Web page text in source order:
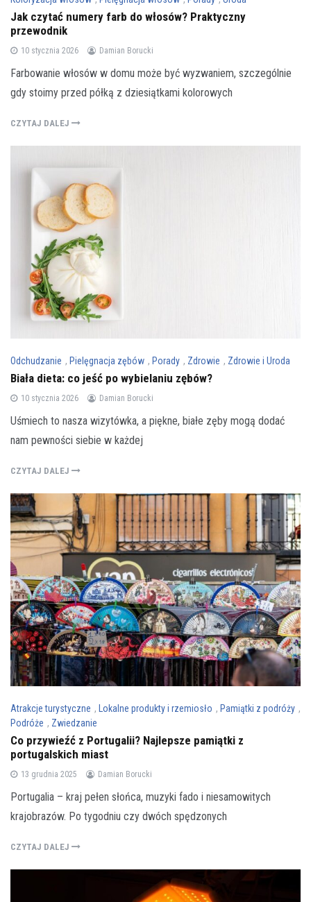
Jak czytać numery farb do włosów? Praktyczny
przewodnik
10 stycznia 2026 Damian Borucki
Farbowanie włosów w domu może być wyzwaniem, szczególnie
gdy stoimy przed półką z dziesiątkami kolorowych
CZYTAJ DALEJ
Odchudzanie , Pielęgnacja zębów , Porady , Zdrowie , Zdrowie i Uroda
Biała dieta: co jeść po wybielaniu zębów?
10 stycznia 2026 Damian Borucki
Uśmiech to nasza wizytówka, a piękne, białe zęby mogą dodać
nam pewności siebie w każdej
CZYTAJ DALEJ
Atrakcje turystyczne , Lokalne produkty i rzemiosło , Pamiątki z podróży ,
Podróże , Zwiedzanie
Co przywieźć z Portugalii? Najlepsze pamiątki z
portugalskich miast
13 grudnia 2025 Damian Borucki
Portugalia – kraj pełen słońca, muzyki fado i niesamowitych
krajobrazów. Po tygodniu czy dwóch spędzonych
CZYTAJ DALEJ